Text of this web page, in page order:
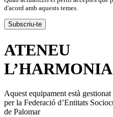
d'acord amb aquests temes.
ATENEU
L’HARMONIA
Aquest equipament està
per la Federació d’Entitats
de Palomar